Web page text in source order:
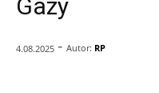
Gazy
4.08.2025 - Autor: RP